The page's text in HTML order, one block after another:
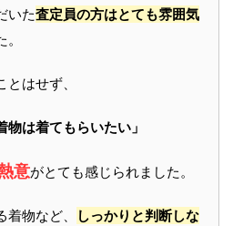
いた査定員の方はとても雰囲気
はせず、
物は着てもらいたい」
意がとても感じられました。
物など、
しっかりと判断しな